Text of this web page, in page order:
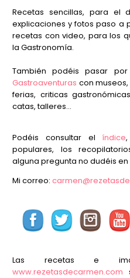
Recetas sencillas, para el
explicaciones y fotos paso a
recetas con video, para los
la Gastronomía.
También podéis pasar
Gastroaventuras con
ferias, criticas
catas, talleres...
Podéis consultar el índice
populares, los
alguna pregunta no dudéis
Mi correo:
Las recetas e
www.rezetasdecarmen.com